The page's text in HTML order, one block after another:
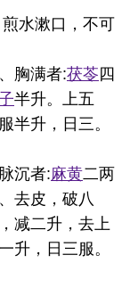
水漱口，不可
胸满者:茯苓四
半升。上五
半升，日三。
脉沉者:麻黄二两
去皮，破八
，减二升，去上
升，日三服。